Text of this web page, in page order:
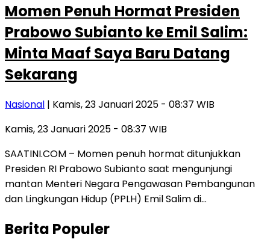
Momen Penuh Hormat Presiden
Prabowo Subianto ke Emil Salim:
Minta Maaf Saya Baru Datang
Sekarang
Nasional | Kamis, 23 Januari 2025 - 08:37 WIB
Kamis, 23 Januari 2025 - 08:37 WIB
SAATINI.COM – Momen penuh hormat ditunjukkan
Presiden RI Prabowo Subianto saat mengunjungi
mantan Menteri Negara Pengawasan Pembangunan
dan Lingkungan Hidup (PPLH) Emil Salim di…
Berita Populer